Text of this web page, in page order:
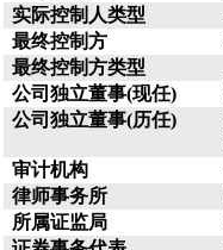
实际控制人类型
最终控制方
最终控制方类型
公司独立董事(现任)
公司独立董事(历任)
审计机构
律师事务所
所属证监局